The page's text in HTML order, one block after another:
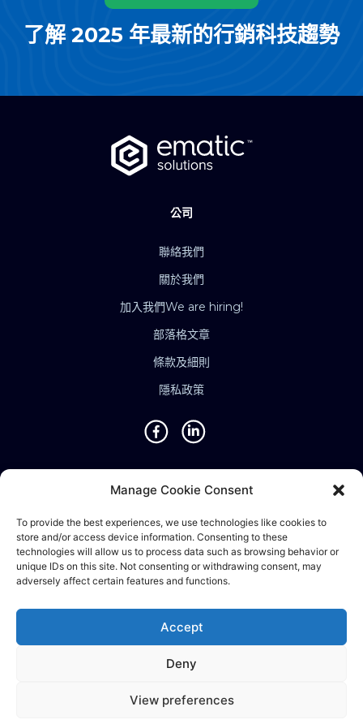
Manage Cookie Consent
To provide the best experiences, we use technologies like cookies to
store and/or access device information. Consenting to these
technologies will allow us to process data such as browsing behavior or
unique IDs on this site. Not consenting or withdrawing consent, may
adversely affect certain features and functions.
Accept
Deny
View preferences
了解 2025 年最新的行銷科技趨勢
公司
聯絡我們
關於我們
加入我們We are hiring!
部落格文章
條款及細則
隱私政策
地點
新加坡 • 馬來西亞 • 印度 • 越南 • 泰國 • 菲律賓 • 台灣 • 香
港 • 波斯尼亞 • 英國 • 中國
Company Registration No./UEN:
中文 (台灣)
English